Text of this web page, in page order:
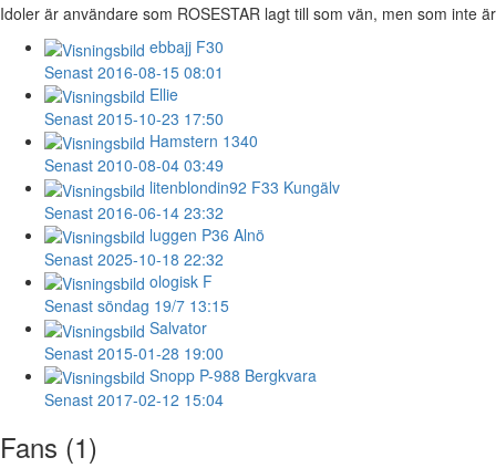
Idoler är användare som ROSESTAR lagt till som vän, men som inte
ebbajj F30
Senast 2016-08-15 08:01
Ellie
Senast 2015-10-23 17:50
Hamstern 1340
Senast 2010-08-04 03:49
litenblondin92 F33 Kungälv
Senast 2016-06-14 23:32
luggen P36 Alnö
Senast 2025-10-18 22:32
ologisk F
Senast söndag 19/7 13:15
Salvator
Senast 2015-01-28 19:00
Snopp P-988 Bergkvara
Senast 2017-02-12 15:04
Fans (1)